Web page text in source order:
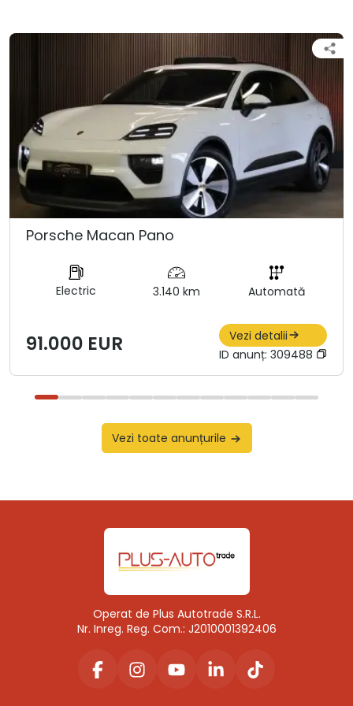
Porsche Macan Pano
Electric 3.140 km Automată
91.000 EUR
Vezi detalii
ID anunț: 309488
Vezi toate anunțurile
Operat de Plus Autotrade S.R.L.
Nr. Inreg. Reg. Com.: J2010001392406